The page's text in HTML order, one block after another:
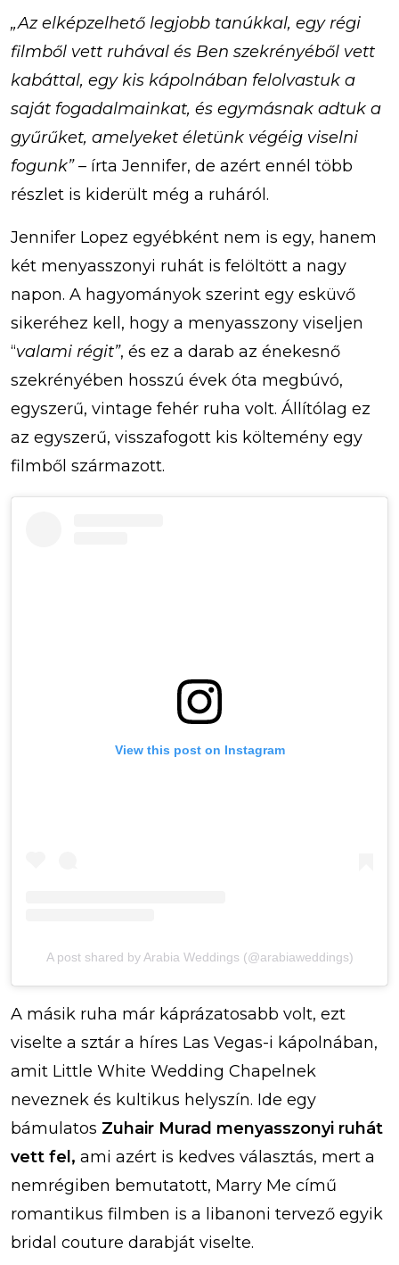
„Az elképzelhető legjobb tanúkkal, egy régi
filmből vett ruhával és Ben szekrényéből vett
kabáttal, egy kis kápolnában felolvastuk a
saját fogadalmainkat, és egymásnak adtuk a
gyűrűket, amelyeket életünk végéig viselni
fogunk”– írta Jennifer, de azért ennél több
részlet is kiderült még a ruháról.
Jennifer Lopez egyébként nem is egy, hanem
két menyasszonyi ruhát is felöltött a nagy
napon. A hagyományok szerint egy esküvő
sikeréhez kell, hogy a menyasszony viseljen
“valami régit”, és ez a darab az énekesnő
szekrényében hosszú évek óta megbúvó,
egyszerű, vintage fehér ruha volt. Állítólag ez
az egyszerű, visszafogott kis költemény egy
filmből származott.
View this post on Instagram
A post shared by Arabia Weddings (@arabiaweddings)
A másik ruha már káprázatosabb volt, ezt
viselte a sztár a híres Las Vegas-i kápolnában,
amit Little White Wedding Chapelnek
neveznek és kultikus helyszín. Ide egy
bámulatos Zuhair Murad menyasszonyi ruhát
vett fel, ami azért is kedves választás, mert a
nemrégiben bemutatott, Marry Me című
romantikus filmben is a libanoni tervező egyik
bridal couture darabját viselte.